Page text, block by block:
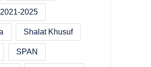
2025
Shalat Khusuf
SPAN